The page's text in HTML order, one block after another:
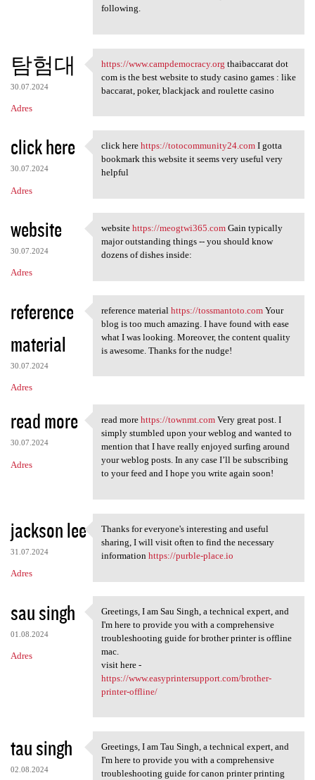
following.
탐험대
30.07.2024
Adres
https://www.campdemocracy.org
https://www.campdemocracy.org thaibaccarat dot
com is the best website to study casino games : like
baccarat, poker, blackjack and roulette casino
click here
30.07.2024
Adres
click here https:/
click here https://totocommunity24.comI gotta
bookmark this website it seems very useful very
helpful
website
30.07.2024
Adres
website https://meogtwi365
website https://meogtwi365.comGain typically
major outstanding things -- you should know
dozens of dishes inside:
reference
material
30.07.2024
Adres
reference material https:/
reference material https://tossmantoto.comYour
blog is too much amazing. I have found with ease
what I was looking. Moreover, the content quality
is awesome. Thanks for the nudge!
read more
30.07.2024
Adres
read more https://townmt.com
read more https://townmt.comVery great post. I
simply stumbled upon your weblog and wanted to
mention that I have really enjoyed surfing around
your weblog posts. In any case I’ll be subscribing
to your feed and I hope you write again soon!
jackson lee
31.07.2024
Adres
Thanks for everyone's
Thanks for everyone's interesting and useful
sharing, I will visit often to find the necessary
information https://purble-place.io
sau singh
01.08.2024
Adres
Greetings, I am Sau Singh, a
Greetings, I am Sau Singh, a technical expert, and
I'm here to provide you with a comprehensive
troubleshooting guide for brother printer is offline
mac.
visit here -
https://www.easyprintersupport.com/brother-
printer-offline/
tau singh
02.08.2024
Greetings, I am Tau Singh, a
Greetings, I am Tau Singh, a technical expert, and
I'm here to provide you with a comprehensive
troubleshooting guide for canon printer printing